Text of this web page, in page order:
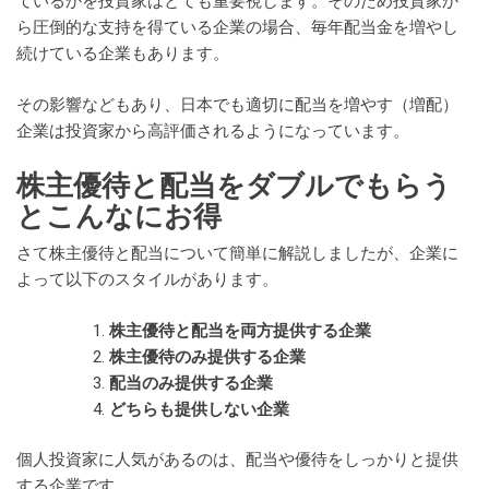
ら圧倒的な支持を得ている企業の場合、毎年配当金を増やし
続けている企業もあります。
その影響などもあり、日本でも適切に配当を増やす（増配）
企業は投資家から高評価されるようになっています。
株主優待と配当をダブルでもらう
とこんなにお得
さて株主優待と配当について簡単に解説しましたが、企業に
よって以下のスタイルがあります。
株主優待と配当を両方提供する企業
株主優待のみ提供する企業
配当のみ提供する企業
どちらも提供しない企業
個人投資家に人気があるのは、配当や優待をしっかりと提供